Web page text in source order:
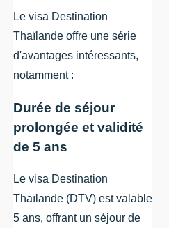
Le visa Destination
Thaïlande offre une série
d'avantages intéressants,
notamment :
Durée de séjour
prolongée et validité
de 5 ans
Le visa Destination
Thaïlande (DTV) est valable
5 ans, offrant un séjour de